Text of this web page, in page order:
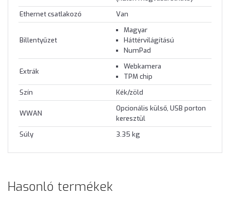
Ethernet csatlakozó
Van
Billentyűzet
Magyar
Háttérvilágítású
NumPad
Extrák
Webkamera
TPM chip
Szín
Kék/zöld
WWAN
Opcionális külső, USB porton
keresztül
Súly
3.35 kg
Hasonló termékek